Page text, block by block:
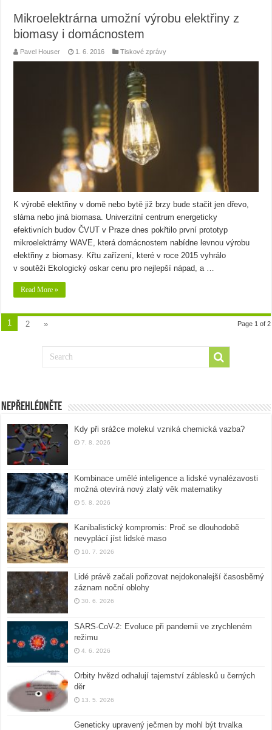
Mikroelektrárna umožní výrobu elektřiny z
biomasy i domácnostem
Pavel Houser 1. 6. 2016 Tiskové zprávy
K výrobě elektřiny v domě nebo bytě již brzy bude stačit jen dřevo,
sláma nebo jiná biomasa. Univerzitní centrum energeticky
efektivních budov ČVUT v Praze dnes pokřtilo první prototyp
mikroelektrárny WAVE, která domácnostem nabídne levnou výrobu
elektřiny z biomasy. Křtu zařízení, které v roce 2015 vyhrálo
v soutěži Ekologický oskar cenu pro nejlepší nápad, a …
Read More »
Page 1 of 2
1 2 »
Nepřehlédněte
Kdy při srážce molekul vzniká chemická vazba?
7. 8. 2026
Kombinace umělé inteligence a lidské vynalézavosti
možná otevírá nový zlatý věk matematiky
5. 8. 2026
Kanibalistický kompromis: Proč se dlouhodobě
nevyplácí jíst lidské maso
10. 7. 2026
Lidé právě začali pořizovat nejdokonalejší časosběrný
záznam noční oblohy
30. 6. 2026
SARS-CoV-2: Evoluce při pandemii ve zrychleném
režimu
4. 6. 2026
Orbity hvězd odhalují tajemství záblesků u černých
děr
13. 5. 2026
Geneticky upravený ječmen by mohl být trvalka